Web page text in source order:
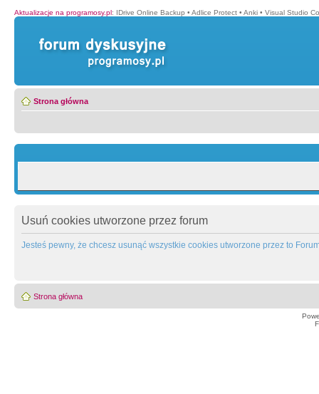
Aktualizacje na programosy.pl: IDrive Online Backup • Adlice Protect • Anki • Visual Studio
Strona główna
Usuń cookies utworzone przez forum
Jesteś pewny, że chcesz usunąć wszystkie cookies utworzone przez to
Strona główna